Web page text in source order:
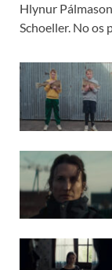
Hlynur
Schoeller. No os